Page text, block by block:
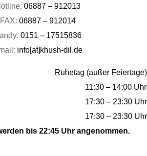
06887 – 912013
FAX: 06887 – 912014
0151 – 17515836
info[at]khush-dil.de
Ruhetag (außer Feiertage)
11:30 – 14:00 Uhr
17:30 – 23:30 Uhr
17:30 – 23:30 Uhr
bis 22:45 Uhr angenommen.